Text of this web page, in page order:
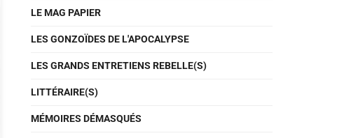
LE MAG PAPIER
LES GONZOÏDES DE L'APOCALYPSE
LES GRANDS ENTRETIENS REBELLE(S)
LITTÉRAIRE(S)
MÉMOIRES DÉMASQUÉS